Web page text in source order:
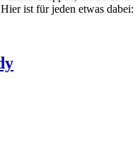
ist für jeden etwas dabei: